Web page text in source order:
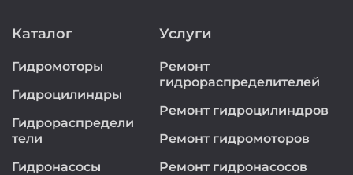
Каталог
Гидромоторы
Гидроцилиндры
Гидрораспредели
тели
Гидронасосы
Услуги
Ремонт
гидрораспределителей
Ремонт гидроцилиндров
Ремонт гидромоторов
Ремонт гидронасосов